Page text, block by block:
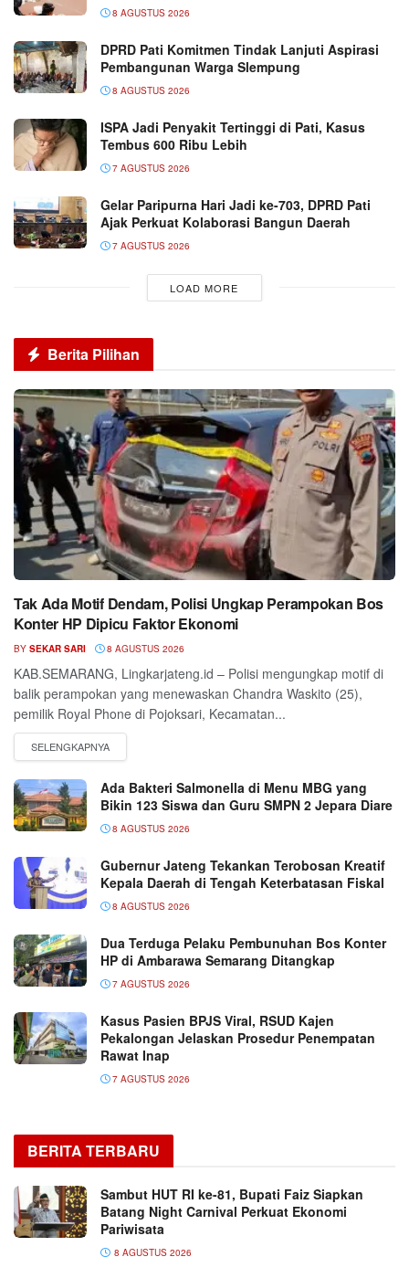
8 AGUSTUS 2026
DPRD Pati Komitmen Tindak Lanjuti Aspirasi
Pembangunan Warga Slempung
8 AGUSTUS 2026
ISPA Jadi Penyakit Tertinggi di Pati, Kasus
Tembus 600 Ribu Lebih
7 AGUSTUS 2026
Gelar Paripurna Hari Jadi ke-703, DPRD Pati
Ajak Perkuat Kolaborasi Bangun Daerah
7 AGUSTUS 2026
LOAD MORE
Berita Pilihan
Tak Ada Motif Dendam, Polisi Ungkap Perampokan Bos
Konter HP Dipicu Faktor Ekonomi
BY SEKAR SARI 8 AGUSTUS 2026
KAB.SEMARANG, Lingkarjateng.id – Polisi mengungkap motif di
balik perampokan yang menewaskan Chandra Waskito (25),
pemilik Royal Phone di Pojoksari, Kecamatan...
Ada Bakteri Salmonella di Menu MBG yang
Bikin 123 Siswa dan Guru SMPN 2 Jepara Diare
8 AGUSTUS 2026
Gubernur Jateng Tekankan Terobosan Kreatif
Kepala Daerah di Tengah Keterbatasan Fiskal
8 AGUSTUS 2026
Dua Terduga Pelaku Pembunuhan Bos Konter
HP di Ambarawa Semarang Ditangkap
7 AGUSTUS 2026
Kasus Pasien BPJS Viral, RSUD Kajen
Pekalongan Jelaskan Prosedur Penempatan
Rawat Inap
7 AGUSTUS 2026
BERITA TERBARU
Sambut HUT RI ke-81, Bupati Faiz Siapkan
Batang Night Carnival Perkuat Ekonomi
Pariwisata
8 AGUSTUS 2026